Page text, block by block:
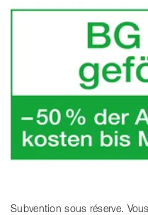
Subvention sous réserve.